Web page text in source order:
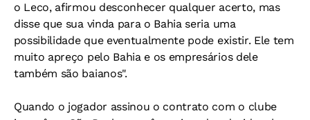
o Leco, afirmou desconhecer qualquer acerto, mas
disse que sua vinda para o Bahia seria uma
possibilidade que eventualmente pode existir. Ele tem
muito apreço pelo Bahia e os empresários dele
também são baianos".
Quando o jogador assinou o contrato com o clube